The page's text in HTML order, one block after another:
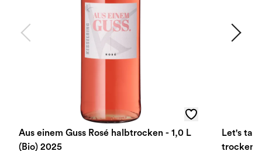
Aus einem Guss Rosé halbtrocken - 1,0 L
(Bio) 2025
Let's
trocken